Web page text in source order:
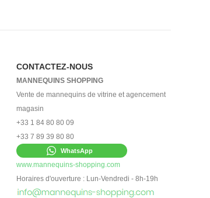
CONTACTEZ-NOUS
MANNEQUINS SHOPPING
Vente de mannequins de vitrine et agencement
magasin
+33 1 84 80 80 09
+33 7 89 39 80 80
WhatsApp
www.mannequins-shopping.com
Horaires d'ouverture : Lun-Vendredi - 8h-19h